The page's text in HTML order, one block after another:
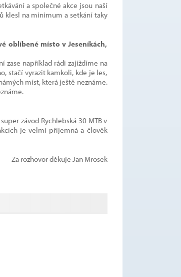
a společné akce jsou naší
klesl na minimum a setkání taky
oblíbené místo v Jeseníkách,
zase například rádi zajíždíme na
stačí vyrazit kamkoli, kde je les,
míst, která ještě neznáme.
závod Rychlebská 30 MTB v
je velmi příjemná a člověk
Za rozhovor děkuje Jan Mrosek